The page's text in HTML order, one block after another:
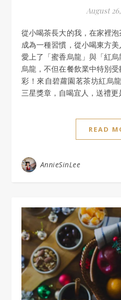
August
從小喝茶長大的我，在家裡泡茶已經不是儀式感，而是
成為一種習慣，從小喝東方
愛上了「蜜香烏龍」與「紅
烏龍，不但在餐飲業中特別
彩！來自碧蘿園茗茶坊紅烏
三星獎章，自喝宜人，送禮更
READ
AnnieSinLee